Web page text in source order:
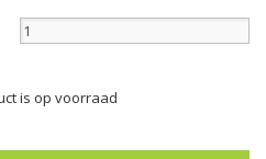
is op voorraad